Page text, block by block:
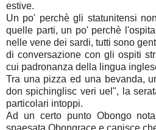
estive.
Un po' perchè gli statunitensi
quelle parti, un po' perchè
nelle vene dei sardi, tutti sono
di conversazione con gli ospiti
cui padronanza della lingua
Tra una pizza ed una bevanda,
don spichinglisc veri uel", la
particolari intoppi.
Ad un certo punto Obongo